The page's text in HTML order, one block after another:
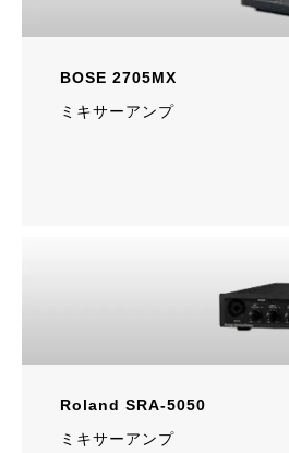
BOSE 2705MX
ミキサーアンプ
Roland SRA-5050
ミキサーアンプ